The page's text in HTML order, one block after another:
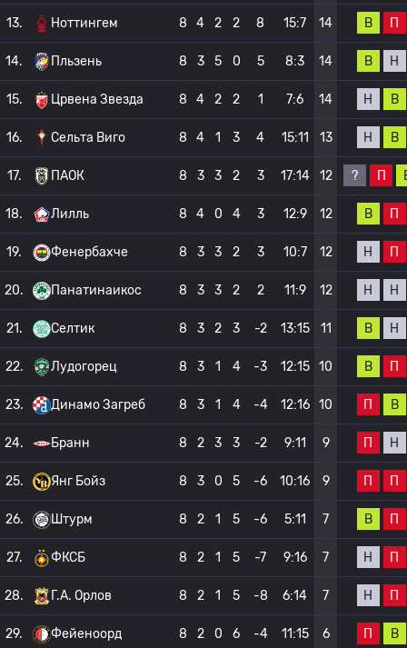
13. Ноттингем 8 4 2 2 8 15:7 14 В П
14. Пльзень 8 3 5 0 5 8:3 14 В Н
15. Црвена Звезда 8 4 2 2 1 7:6 14 Н В
16. Сельта Виго 8 4 1 3 4 15:11 13 Н В
17. ПАОК 8 3 3 2 3 17:14 12 ? П
18. Лилль 8 4 0 4 3 12:9 12 В П
19. Фенербахче 8 3 3 2 3 10:7 12 Н П
20. Панатинаикос 8 3 3 2 2 11:9 12 Н Н
21. Селтик 8 3 2 3 -2 13:15 11 В Н
22. Лудогорец 8 3 1 4 -3 12:15 10 В П
23. Динамо Загреб 8 3 1 4 -4 12:16 10 П В
24. Бранн 8 2 3 3 -2 9:11 9 П Н
25. Янг Бойз 8 3 0 5 -6 10:16 9 П П
26. Штурм 8 2 1 5 -6 5:11 7 В П
27. ФКСБ 8 2 1 5 -7 9:16 7 Н П
28. Г.А. Орлов 8 2 1 5 -8 6:14 7 Н П
29. Фейеноорд 8 2 0 6 -4 11:15 6 П В